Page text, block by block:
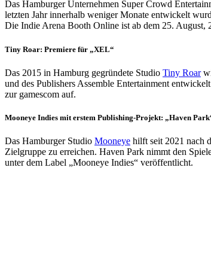
Das Hamburger Unternehmen Super Crowd
letzten Jahr innerhalb weniger Monate entwickelt
Die Indie Arena Booth Online ist ab dem 25. August,
Tiny Roar: Premiere für „XEL“
Das 2015 in Hamburg gegründete Studio Tiny Roar
und des Publishers Assemble Entertainment
zur gamescom auf.
Mooneye Indies mit erstem Publishing-Projekt: „Haven
Das Hamburger Studio Mooneye hilft seit 2021 nach
Zielgruppe zu erreichen. Haven Park nimmt den
unter dem Label „Mooneye Indies“ veröffentlicht.